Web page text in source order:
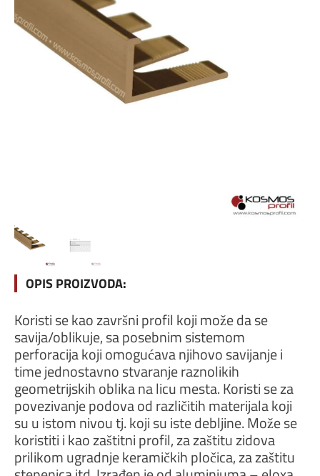
OPIS PROIZVODA:
Koristi se kao završni profil koji može da se
savija/oblikuje, sa posebnim sistemom
perforacija koji omogućava njihovo savijanje i
time jednostavno stvaranje raznolikih
geometrijskih oblika na licu mesta. Koristi se za
povezivanje podova od različitih materijala koji
su u istom nivou tj. koji su iste debljine. Može se
koristiti i kao zaštitni profil, za zaštitu zidova
prilikom ugradnje keramičkih pločica, za zaštitu